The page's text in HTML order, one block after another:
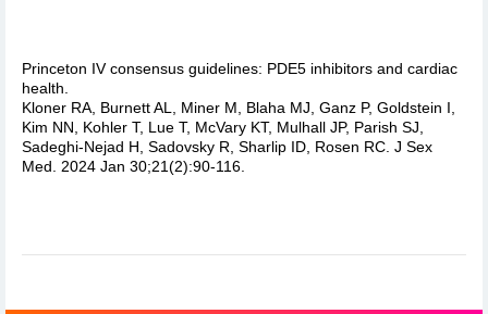
Princeton IV consensus guidelines: PDE5 inhibitors and cardiac
health.
Kloner RA, Burnett AL, Miner M, Blaha MJ, Ganz P, Goldstein I,
Kim NN, Kohler T, Lue T, McVary KT, Mulhall JP, Parish SJ,
Sadeghi-Nejad H, Sadovsky R, Sharlip ID, Rosen RC. J Sex
Med. 2024 Jan 30;21(2):90-116.